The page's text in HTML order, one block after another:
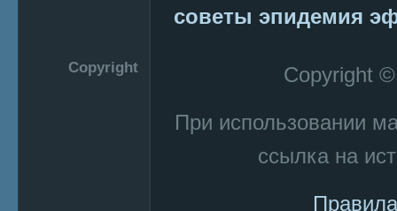
советы эпидемия
Copyright
Copyright
При использовании
ссылка на